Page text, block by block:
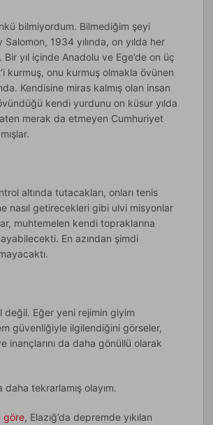
bilmiyordum. Bilmediğim şeyi
1934 yılında, on yılda her
yıl içinde Anadolu ve Ege’de on üç
kurmuş, onu kurmuş olmakla övünen
Kendisine miras kalmış olan insan
kendi yurdunu on küsur yılda
merak da etmeyen Cumhuriyet
altında tutacakları, onları tenis
nasıl getirecekleri gibi ulvi misyonlar
muhtemelen kendi topraklarına
En azından şimdi
değil. Eğer yeni rejimin giyim
güvenliğiyle ilgilendiğini görseler,
inançlarını da daha gönüllü olarak
tekrarlamış olayım.
göre, Elazığ’da depremde yıkılan